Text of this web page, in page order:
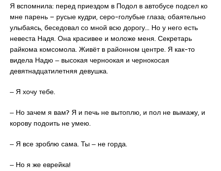
Я вспомнила: перед приездом в Подол в автобусе подсел ко
мне парень – русые кудри, серо-голубые глаза; обаятельно
улыбаясь, беседовал со мной всю дорогу… Но у него есть
невеста Надя. Она красивее и моложе меня. Секретарь
райкома комсомола. Живёт в районном центре. Я как-то
видела Надю ‒ высокая черноокая и чернокосая
девятнадцатилетняя девушка.
‒ Я хочу тебе.
‒ Но зачем я вам? Я и печь не вытоплю, и пол не вымажу, и
корову подоить не умею.
‒ Я все зроблю сама. Ты ‒ не горда.
‒ Но я же еврейка!